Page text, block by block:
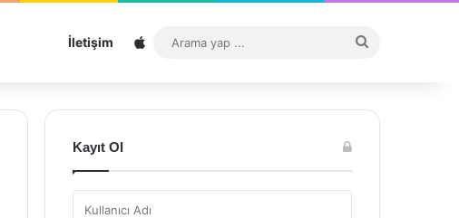
İletişim Sitemap
...
Kayıt Ol